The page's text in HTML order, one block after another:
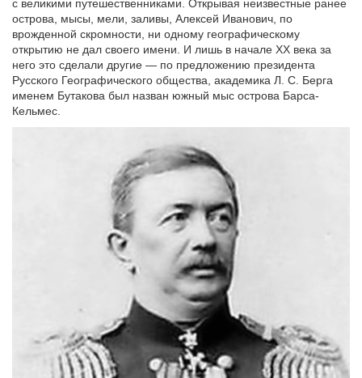
с великими путешественниками. Открывая неизвестные ранее
острова, мысы, мели, заливы, Алексей Иванович, по
врожденной скромности, ни одному географическому
открытию не дал своего имени. И лишь в начале XX века за
него это сделали другие — по предложению президента
Русского Географического общества, академика Л. С. Берга
именем Бутакова был назван южный мыс острова Барса-
Кельмес.